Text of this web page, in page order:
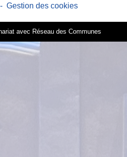
- Gestion des cookies
avec Réseau des Communes